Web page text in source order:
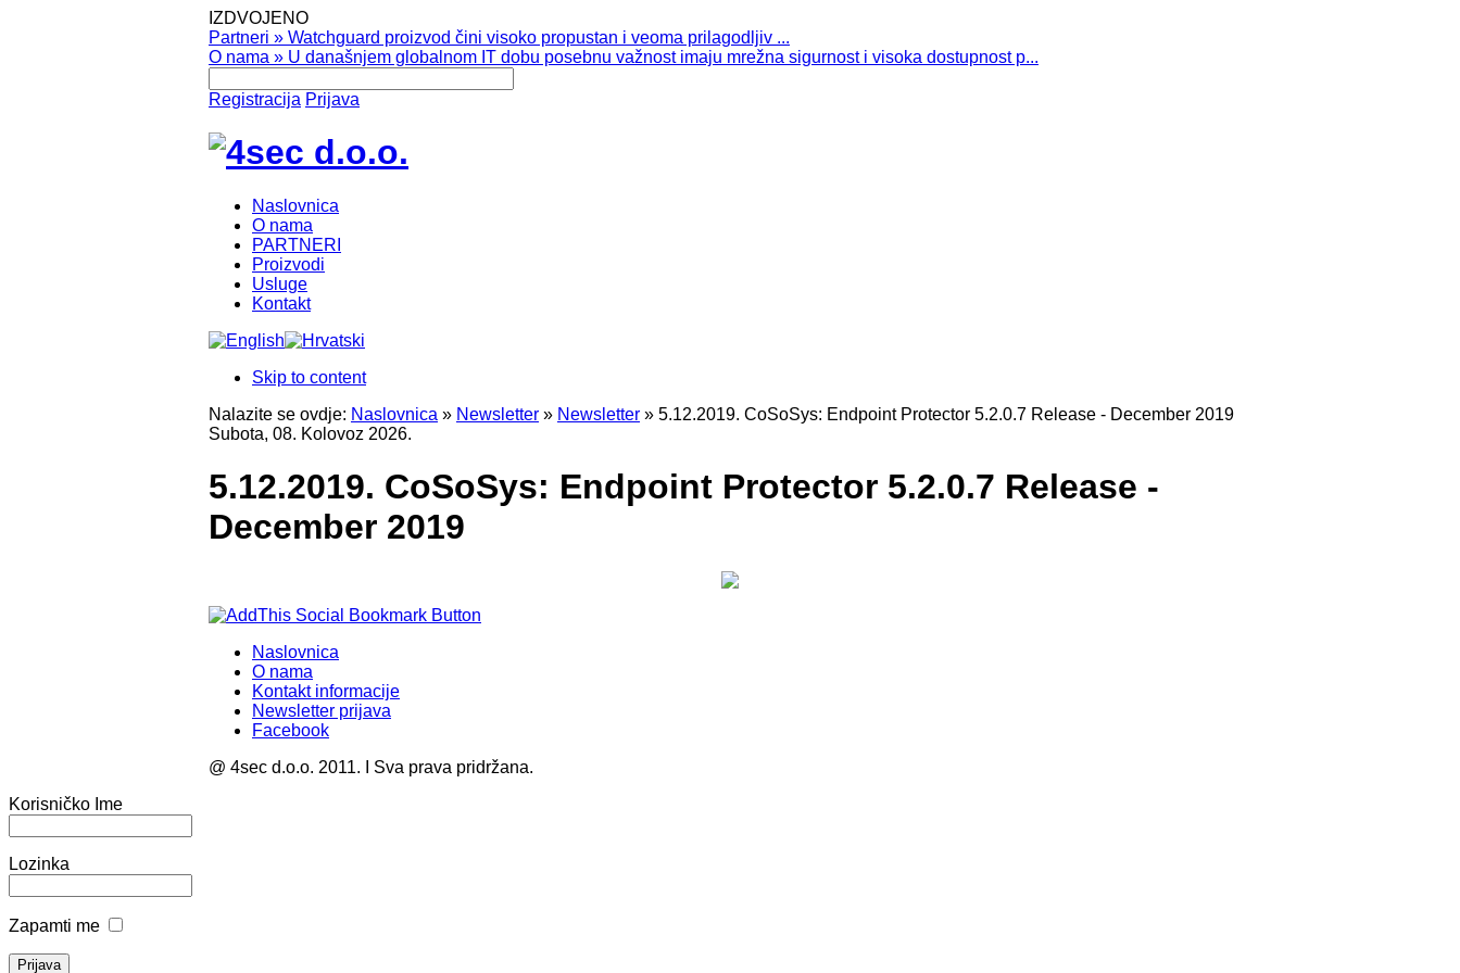
IZDVOJENO
Partneri » Watchguard proizvod čini visoko propustan i veoma prilagodljiv ...
O nama » U današnjem globalnom IT dobu posebnu važnost imaju mrežna sigurnost i visoka dostupnost p...
Registracija Prijava
Naslovnica
O nama
PARTNERI
Proizvodi
Usluge
Kontakt
Skip to content
Nalazite se ovdje: Naslovnica » Newsletter » Newsletter » 5.12.2019. CoSoSys: Endpoint Protector 5.2.0.7 Release - December 2019
Subota, 08. Kolovoz 2026.
5.12.2019. CoSoSys: Endpoint Protector 5.2.0.7 Release -
December 2019
Naslovnica
O nama
Kontakt informacije
Newsletter prijava
Facebook
@ 4sec d.o.o. 2011. I Sva prava pridržana.
Korisničko Ime
Lozinka
Zapamti me